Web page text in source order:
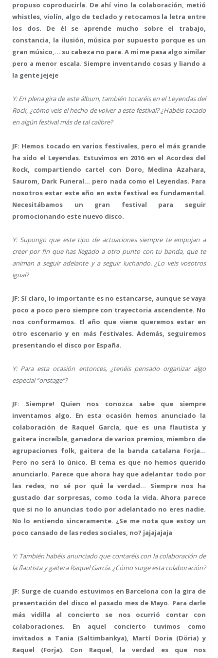
propuso coproducirla. De ahí vino la colaboración, metió
whistles, violín, algo de teclado y retocamos la letra entre
los dos. De él se aprende mucho sobre el trabajo,
constancia, la ilusión, música por supuesto porque es un
gran músico,… su cabeza no para. A mi me pasa algo similar
pero a menor escala. Siempre inventando cosas y liando a
la gente jejeje
Y: En plena gira de este álbum, también tocaréis en el Leyendas del
Rock, ¿cómo veis el hecho de volver a este festival? ¿Habéis tocado
en algún festival más de tal calibre?
JF: Hemos tocado en varios festivales, pero el más grande
ha sido el Leyendas. Estuvimos en 2016 en el Acordes del
Rock, compartiendo cartel con Doro, Medina Azahara,
Saurom, Dark Funeral… pero nada como el Leyendas. Para
nosotros estar este año en este festival es fundamental.
Necesitábamos un gran festival para seguir
promocionando este nuevo disco.
Y: Supongo que este tipo de actuaciones siempre te empujan a
creer por fin que has llegado a otro punto con tu banda, que te
animan a seguir adelante y a seguir luchando. ¿Lo veis vosotros
igual?
JF: Sí claro, lo importante es no estancarse, aunque se vaya
poco a poco pero siempre con trayectoria ascendente. No
nos conformamos. El año que viene queremos estar en
otro escenario y en más festivales. Además, seguiremos
presentando el disco por España.
Y: Para esta ocasión entonces, ¿tenéis pensado organizar algo
especial “onstage”?
JF: Siempre! Quien nos conozca sabe que siempre
inventamos algo. En esta ocasión hemos anunciado la
colaboración de Raquel García, que es una flautista y
gaitera increíble, ganadora de varios premios, miembro de
agrupaciones folk, gaitera de la banda catalana Forja…
Pero no será lo único. El tema es que no hemos querido
anunciarlo. Parece que ahora hay que adelantar todo por
las redes, no sé por qué la verdad… Siempre nos ha
gustado dar sorpresas, como toda la vida. Ahora parece
que si no lo anuncias todo por adelantado no eres nadie.
No lo entiendo sinceramente. ¿Se me nota que estoy un
poco cansado de las redes sociales, no? jajajajaja
Y: También habéis anunciado que contaréis con la colaboración de
la flautista y gaitera Raquel García. ¿Cómo surge esta colaboración?
JF: Surge de cuando estuvimos en Barcelona con la gira de
presentación del disco el pasado mes de Mayo. Para darle
más vidilla al concierto se nos ocurrió contar con
colaboraciones. En aquel concierto tuvimos como
invitados a Tania (Saltimbankya), Martí Doria (Döria) y
Raquel (Forja). Con Raquel, la verdad es que nos